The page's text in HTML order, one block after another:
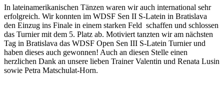
In lateinamerikanischen Tänzen waren wir auch international sehr
erfolgreich. Wir konnten im WDSF Sen II S-Latein in Bratislava
den Einzug ins Finale in einem starken Feld schaffen und schlossen
das Turnier mit dem 5. Platz ab. Motiviert tanzten wir am nächsten
Tag in Bratislava das WDSF Open Sen III S-Latein Turnier und
haben dieses auch gewonnen! Auch an diesen Stelle einen
herzlichen Dank an unsere lieben Trainer Valentin und Renata Lusin
sowie Petra Matschulat-Horn.